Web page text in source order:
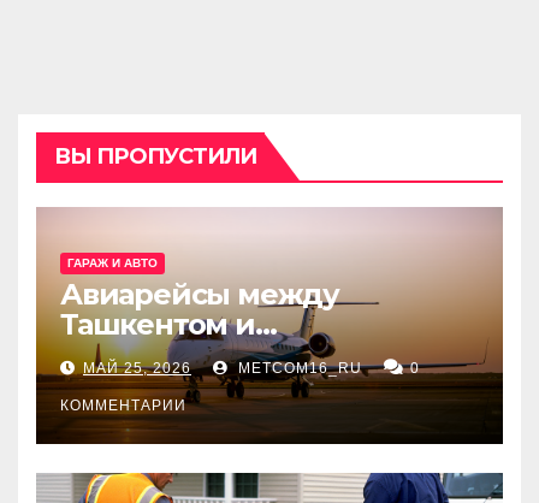
ВЫ ПРОПУСТИЛИ
ГАРАЖ И АВТО
Авиарейсы между
Ташкентом и
Екатеринбургом
МАЙ 25, 2026 METCOM16_RU 0
КОММЕНТАРИИ